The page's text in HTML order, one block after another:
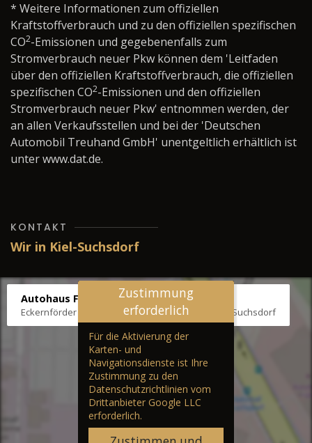
* Weitere Informationen zum offiziellen
Kraftstoffverbrauch und zu den offiziellen spezifischen
CO2-Emissionen und gegebenenfalls zum
Stromverbrauch neuer Pkw können dem 'Leitfaden
über den offiziellen Kraftstoffverbrauch, die offiziellen
spezifischen CO2-Emissionen und den offiziellen
Stromverbrauch neuer Pkw' entnommen werden, der
an allen Verkaufsstellen und bei der 'Deutschen
Automobil Treuhand GmbH' unentgeltlich erhältlich ist
unter www.dat.de.
KONTAKT
Wir in Kiel-Suchsdorf
Autohaus Fräter
Eckernförder Str. /Klausbrooker Weg 1, 24107 Kiel-Suchsdorf
Zustimmung
erforderlich
Für die Aktivierung der
Karten- und
Navigationsdienste ist Ihre
Zustimmung zu den
Datenschutzrichtlinien vom
Drittanbieter Google LLC
erforderlich.